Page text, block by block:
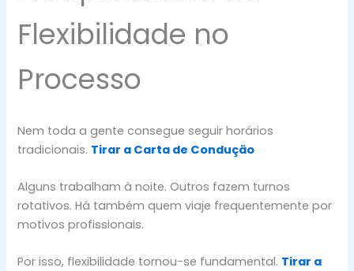
Flexibilidade no
Processo
Nem toda a gente consegue seguir horários
tradicionais. Tirar a Carta de Condução
Alguns trabalham à noite. Outros fazem turnos
rotativos. Há também quem viaje frequentemente por
motivos profissionais.
Por isso, flexibilidade tornou-se fundamental. Tirar a